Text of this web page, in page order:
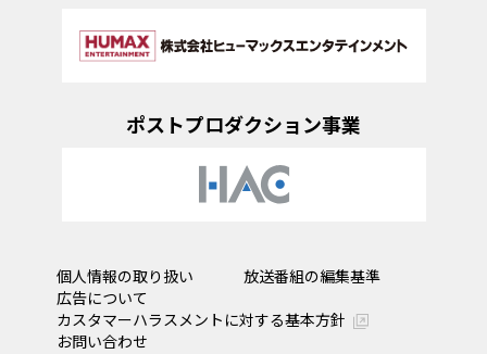
ポストプロダクション事業
個人情報の取り扱い
放送番組の編集基準
広告について
カスタマーハラスメントに対する基本方針
お問い合わせ